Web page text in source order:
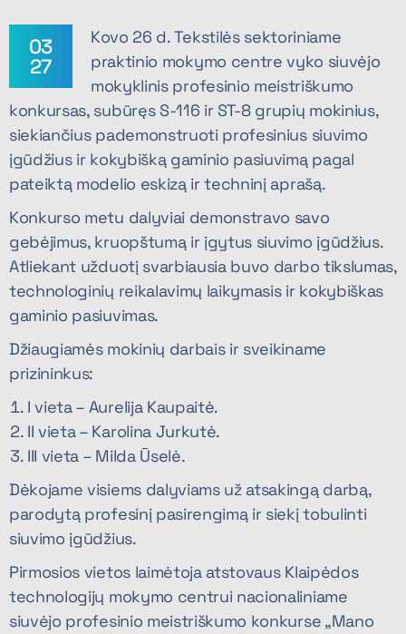
03
27
Kovo 26 d. Tekstilės sektoriniame
praktinio mokymo centre vyko siuvėjo
mokyklinis profesinio meistriškumo
konkursas, subūręs S-116 ir ST-8 grupių mokinius,
siekiančius pademonstruoti profesinius siuvimo
įgūdžius ir kokybišką gaminio pasiuvimą pagal
pateiktą modelio eskizą ir techninį aprašą.
Konkurso metu dalyviai demonstravo savo
gebėjimus, kruopštumą ir įgytus siuvimo įgūdžius.
Atliekant užduotį svarbiausia buvo darbo tikslumas,
technologinių reikalavimų laikymasis ir kokybiškas
gaminio pasiuvimas.
Džiaugiamės mokinių darbais ir sveikiname
prizininkus:
I vieta – Aurelija Kaupaitė.
II vieta – Karolina Jurkutė.
III vieta – Milda Ūselė.
Dėkojame visiems dalyviams už atsakingą darbą,
parodytą profesinį pasirengimą ir siekį tobulinti
siuvimo įgūdžius.
Pirmosios vietos laimėtoja atstovaus Klaipėdos
technologijų mokymo centrui nacionaliniame
siuvėjo profesinio meistriškumo konkurse „Mano